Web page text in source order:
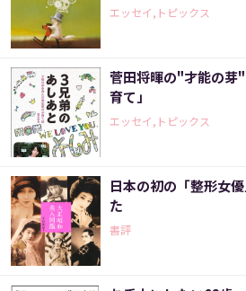
エッセイ,トピックス
菅田将暉の"才能の芽
育て」
エッセイ,トピックス
日本の初の「整形女
た
書評